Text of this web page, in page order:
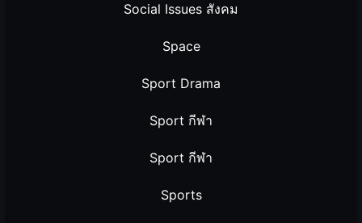
Social Issues สังคม
Space
Sport Drama
Sport กีฬา
Sport กีฬา
Sports